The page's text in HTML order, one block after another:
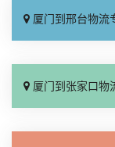
厦门到邢台物流专线_专业靠谱「上
厦门到张家口物流专线_全境派送「多